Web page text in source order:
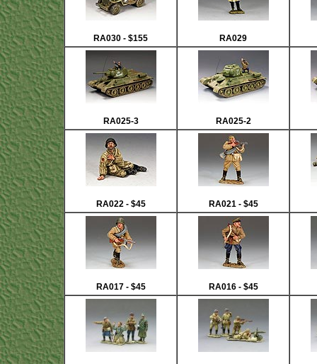
RA030 - $155 RA029
RA025-3 RA025-2
RA022 - $45 RA021 - $45
RA017 - $45 RA016 - $45